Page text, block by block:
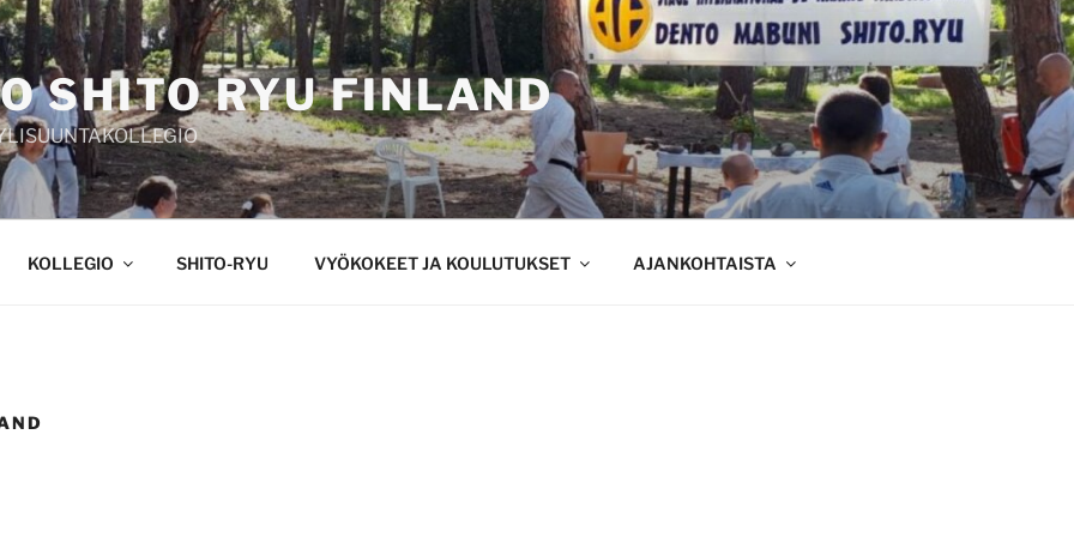
SHITO RYU FINLAND
KOLLEGIO SHITO-RYU VYÖKOKEET JA KOULUTUKSET AJANKOHTAISTA